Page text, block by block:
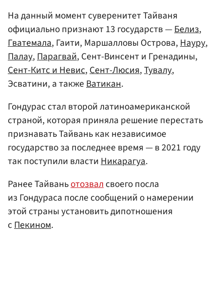
На данный момент суверенитет Тайваня
официально признают 13 государств —Белиз,
Гватемала, Гаити, Маршалловы Острова, Науру,
Палау, Парагвай, Сент-Винсент и Гренадины,
Сент-Китс и Невис, Сент-Люсия,Тувалу,
Эсватини, а также Ватикан.
Гондурас стал второй латиноамериканской
страной, которая приняла решение перестать
признавать Тайвань как независимое
государство за последнее время — в 2021 году
так поступили властиНикарагуа.
Ранее Тайваньотозвалсвоего посла
из Гондураса после сообщений о намерении
этой страны установить дипотношения
сПекином.